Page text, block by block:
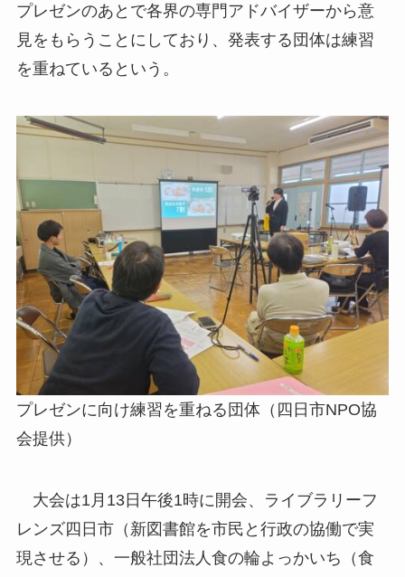
プレゼンのあとで各界の専門アドバイザーから意
見をもらうことにしており、発表する団体は練習
を重ねているという。
プレゼンに向け練習を重ねる団体（四日市NPO協
会提供）
大会は1月13日午後1時に開会、ライブラリーフ
レンズ四日市（新図書館を市民と行政の協働で実
現させる）、一般社団法人食の輪よっかいち（食